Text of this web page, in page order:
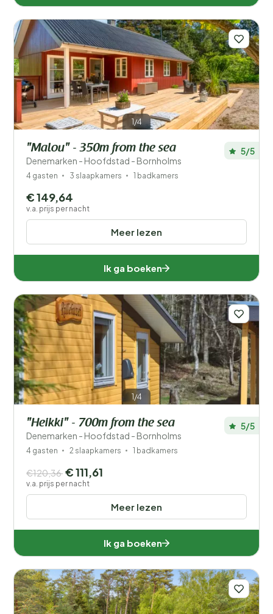
Afstand 1
Prijs
Ligging
Kinderen
Type vakantiehuisje
Mindervaliden
Voorzieningen
1/4
"Malou" - 350m from the sea
Denemarken - Hoofdstad - Bornholms
5/5
4 gasten 3 slaapkamers 1 badkamers
Meer lezen
€ 149,64
v.a. prijs per nacht
Ik ga boeken
1/4
"Heikki" - 700m from the sea
Denemarken - Hoofdstad - Bornholms
5/5
4 gasten 2 slaapkamers 1 badkamers
Meer lezen
€120,36 € 111,61
v.a. prijs per nacht
Ik ga boeken